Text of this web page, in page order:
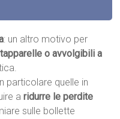
: un altro motivo per
o avvolgibili a
particolare quelle in
aridurre le perdite
sulle bollette